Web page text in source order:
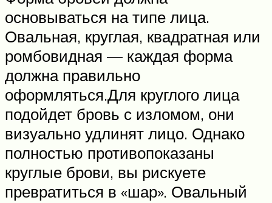
основываться на типе лица.
Овальная, круглая, квадратная или
ромбовидная — каждая форма
должна правильно
оформляться.Для круглого лица
подойдет бровь с изломом, они
визуально удлинят лицо. Однако
полностью противопоказаны
круглые брови, вы рискуете
превратиться в «шар». Овальный